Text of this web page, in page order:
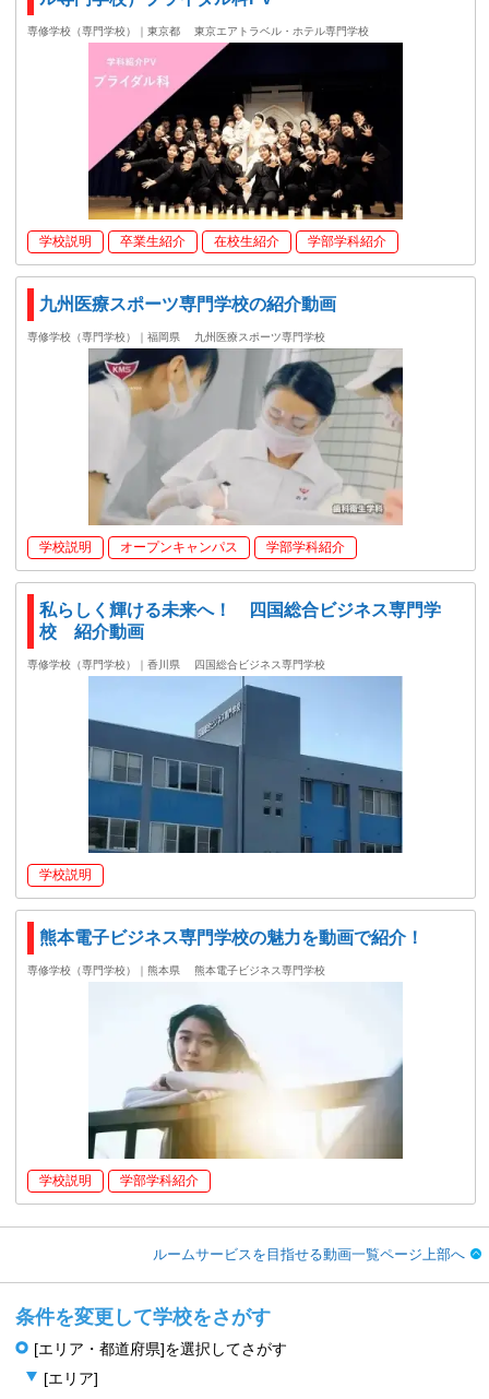
専修学校（専門学校）｜東京都 東京エアトラベル・ホテル専門学校
学校説明 卒業生紹介 在校生紹介 学部学科紹介
九州医療スポーツ専門学校の紹介動画
専修学校（専門学校）｜福岡県 九州医療スポーツ専門学校
学校説明 オープンキャンパス 学部学科紹介
私らしく輝ける未来へ！ 四国総合ビジネス専門学
校 紹介動画
専修学校（専門学校）｜香川県 四国総合ビジネス専門学校
学校説明
熊本電子ビジネス専門学校の魅力を動画で紹介！
専修学校（専門学校）｜熊本県 熊本電子ビジネス専門学校
学校説明 学部学科紹介
ルームサービスを目指せる動画一覧ページ上部へ
条件を変更して学校をさがす
[エリア・都道府県]を選択してさがす
[エリア]